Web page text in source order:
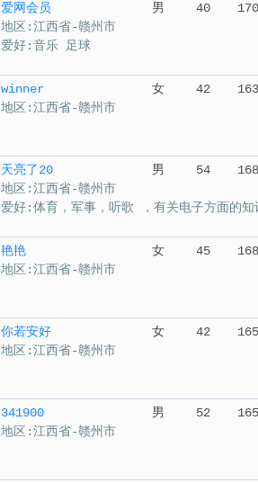
爱网会员 男 40
170
地区:江西省-赣州市
爱好:音乐 足球
winner 女 42
163
地区:江西省-赣州市
天亮了20 男 54
168
地区:江西省-赣州市
爱好:体育，军事，听歌 ，有关电子方面的知
艳艳 女 45
168
地区:江西省-赣州市
你若安好 女 42
165
地区:江西省-赣州市
341900 男 52
165
地区:江西省-赣州市